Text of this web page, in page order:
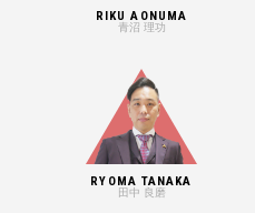
RIKU AONUMA
青沼 理功
RYOMA TANAKA
田中 良磨